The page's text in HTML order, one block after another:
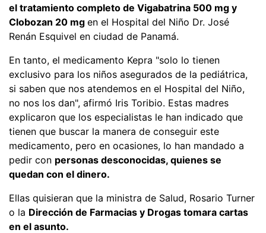
el tratamiento completo de Vigabatrina 500 mg y
Clobozan 20 mg en el Hospital del Niño Dr. José
Renán Esquivel en ciudad de Panamá.
En tanto, el medicamento Kepra "solo lo tienen
exclusivo para los niños asegurados de la pediátrica,
si saben que nos atendemos en el Hospital del Niño,
no nos los dan", afirmó Iris Toribio. Estas madres
explicaron que los especialistas le han indicado que
tienen que buscar la manera de conseguir este
medicamento, pero en ocasiones, lo han mandado a
pedir con personas desconocidas, quienes se
quedan con el dinero.
Ellas quisieran que la ministra de Salud, Rosario Turner
o la Dirección de Farmacias y Drogas tomara cartas
en el asunto.